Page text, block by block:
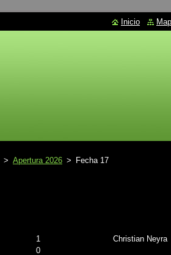
> Apertura 2026 > Fecha 17
1
Christian Neyra
0
Inicio